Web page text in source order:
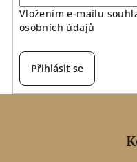
Vložením e-mailu
osobních údajů
Přihlásit se